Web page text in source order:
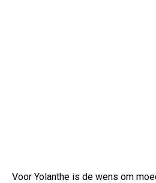
Voor Yolanthe is de wens om